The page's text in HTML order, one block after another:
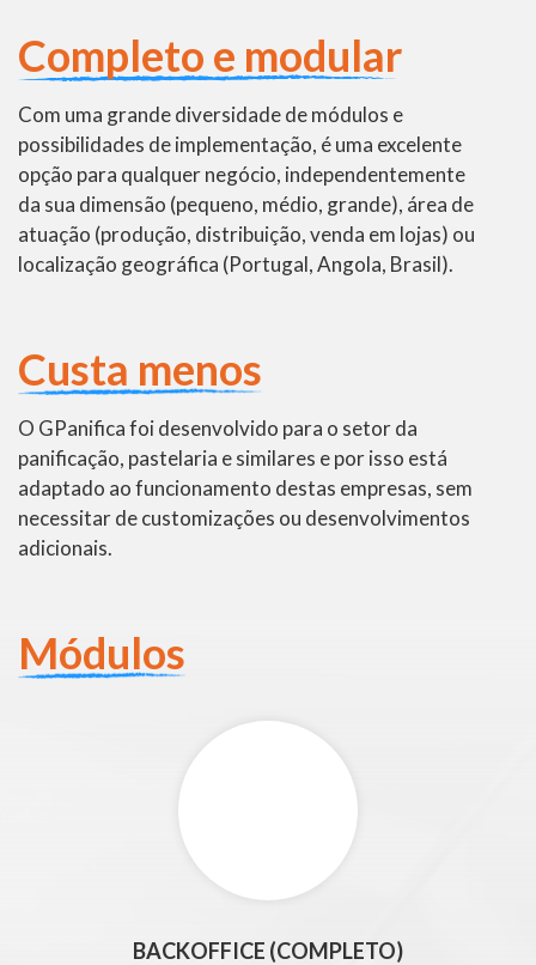
Completo e modular
Com uma grande diversidade de módulos e
possibilidades de implementação, é uma excelente
opção para qualquer negócio, independentemente
da sua dimensão (pequeno, médio, grande), área de
atuação (produção, distribuição, venda em lojas) ou
localização geográfica (Portugal, Angola, Brasil).
Custa menos
O GPanifica foi desenvolvido para o setor da
panificação, pastelaria e similares e por isso está
adaptado ao funcionamento destas empresas, sem
necessitar de customizações ou desenvolvimentos
adicionais.
Módulos
BACKOFFICE (COMPLETO)